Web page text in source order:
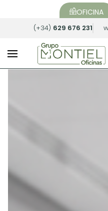
OFICINA
(+34) 629 676 231